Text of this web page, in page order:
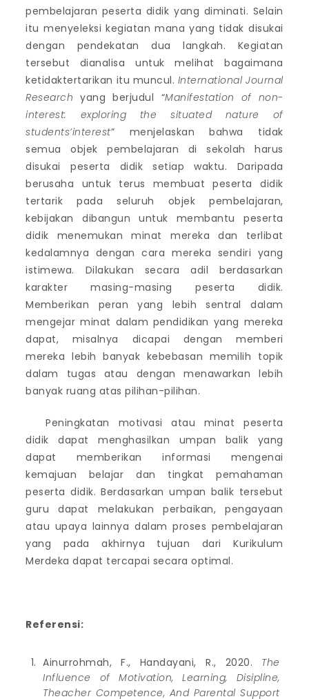
pembelajaran peserta didik yang diminati. Selain
itu menyeleksi kegiatan mana yang tidak disukai
dengan pendekatan dua langkah. Kegiatan
tersebut dianalisa untuk melihat bagaimana
ketidaktertarikan itu muncul. International Journal
Research yang berjudul “Manifestation of non-
interest: exploring the situated nature of
students’interest” menjelaskan bahwa tidak
semua objek pembelajaran di sekolah harus
disukai peserta didik setiap waktu. Daripada
berusaha untuk terus membuat peserta didik
tertarik pada seluruh objek pembelajaran,
kebijakan dibangun untuk membantu peserta
didik menemukan minat mereka dan terlibat
kedalamnya dengan cara mereka sendiri yang
istimewa. Dilakukan secara adil berdasarkan
karakter masing-masing peserta didik.
Memberikan peran yang lebih sentral dalam
mengejar minat dalam pendidikan yang mereka
dapat, misalnya dicapai dengan memberi
mereka lebih banyak kebebasan memilih topik
dalam tugas atau dengan menawarkan lebih
banyak ruang atas pilihan-pilihan.
Peningkatan motivasi atau minat peserta
didik dapat menghasilkan umpan balik yang
dapat memberikan informasi mengenai
kemajuan belajar dan tingkat pemahaman
peserta didik. Berdasarkan umpan balik tersebut
guru dapat melakukan perbaikan, pengayaan
atau upaya lainnya dalam proses pembelajaran
yang pada akhirnya tujuan dari Kurikulum
Merdeka dapat tercapai secara optimal.
Referensi:
Ainurrohmah, F., Handayani, R., 2020. The
Influence of Motivation, Learning, Disipline,
Theacher Competence, And Parental Support